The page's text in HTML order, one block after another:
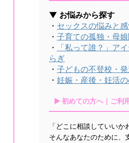
▼ お悩みから探す
・ セックスの悩みと
・ 子育ての孤独・母
・
「私って誰？」ア
らぎ
・ 子どもの不登校・
・ 妊娠・産後・妊活
▶ 初めての方へ｜ご利
「どこに相談していいか
そんなあなたのために、